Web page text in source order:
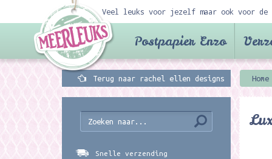
Veel leuks voor jezelf maar ook voor de
Postpapier Enzo
Terug naar rachel ellen designs Home
Snelle verzending